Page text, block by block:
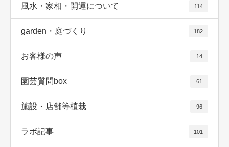
風水・家相・開運について 114
garden・庭づくり 182
お客様の声 14
園芸質問box 61
施設・店舗等植栽 96
ラボ記事 101